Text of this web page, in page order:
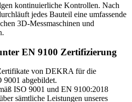
kontinuierliche Kontrollen. Nach
jedes Bauteil eine umfassende
3D-Messmaschinen und
EN 9100 Zertifizierung
ISO 9001 und EN 9100:2018
sämtliche Leistungen unseres